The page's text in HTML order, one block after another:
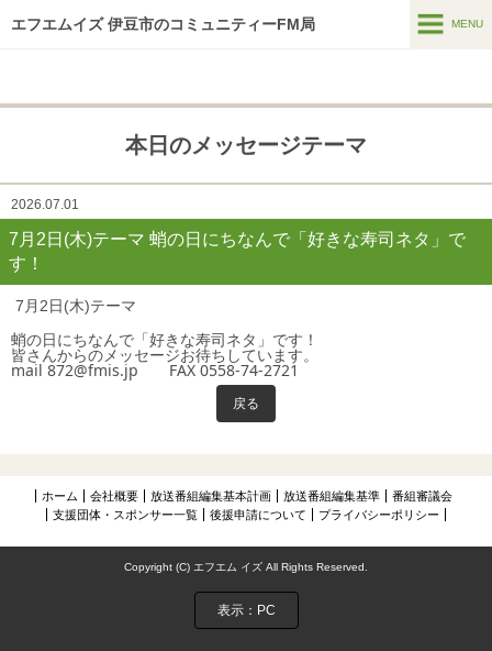
エフエムイズ 伊豆市のコミュニティーFM局 MENU
ホーム
メッセージフォーム
番組表
番組紹介
HTはなつーしん
HT42号巻頭特集スポット
スポンサー募集
NIJIに夢中アーカイブス
お問い合わせ
本日のメッセージテーマ
2026.07.01
7月2日(木)テーマ 蛸の日にちなんで「好きな寿司ネタ」で
す！
7月2日(木)テーマ
蛸の日にちなんで「好きな寿司ネタ」です！
皆さんからのメッセージお待ちしています。
mail 872@fmis.jp FAX 0558-74-2721
戻る
ホーム 会社概要 放送番組編集基本計画 放送番組編集基準
番組審議会
支援団体・スポンサー一覧
後援申請について プライバシーポリシー
Copyright (C) エフエム イズ All Rights Reserved.
表示：PC